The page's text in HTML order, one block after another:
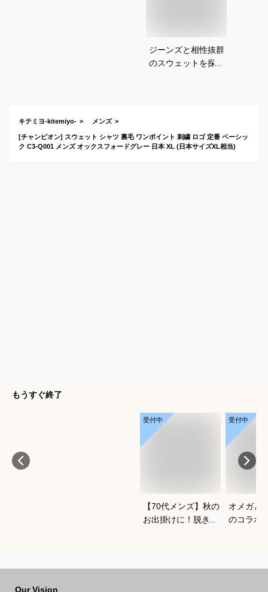
ジーンズと相性抜群
のスウェットを探し
キテミヨ-kitemiyo- メンズ
[チャンピオン] スウェット シャツ 裏毛 ワンポイント 刺繍 ロゴ 定番 ベーシッ
ク C3-Q001 メンズ オックスフォードグレー 日本 XL (日本サイズXL相当)
もうすぐ終了
受付中
【70代メンズ】秋の
お出掛けに！脱ぎ着
受付中
オメガと
のコラボ
Our Vision